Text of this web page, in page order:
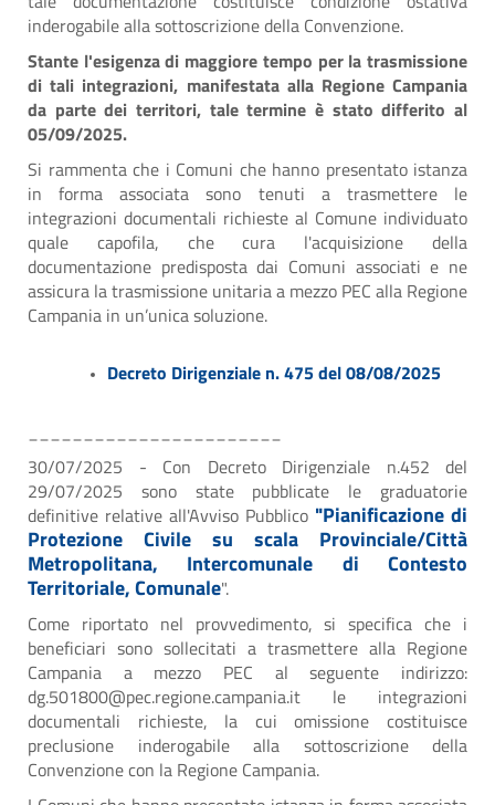
inderogabile alla sottoscrizione della Convenzione.
Stante l'esigenza di maggiore tempo per la trasmissione
di tali integrazioni, manifestata alla Regione Campania
da parte dei territori, tale termine è stato differito al
05/09/2025.
Si rammenta che i Comuni che hanno presentato istanza
in forma associata sono tenuti a trasmettere le
integrazioni documentali richieste al Comune individuato
quale capofila, che cura l'acquisizione della
documentazione predisposta dai Comuni associati e ne
assicura la trasmissione unitaria a mezzo PEC alla Regione
Campania in un’unica soluzione.
Decreto Dirigenziale n. 475 del 08/08/2025
30/07/2025 - Con Decreto Dirigenziale n.452 del
29/07/2025 sono state pubblicate le graduatorie
definitive relative all'Avviso Pubblico "Pianificazione di
Protezione Civile su scala Provinciale/Città
Metropolitana, Intercomunale di Contesto
Territoriale, Comunale".
Come riportato nel provvedimento, si specifica che i
beneficiari sono sollecitati a trasmettere alla Regione
Campania a mezzo PEC al seguente indirizzo:
dg.501800@pec.regione.campania.it le integrazioni
documentali richieste, la cui omissione costituisce
preclusione inderogabile alla sottoscrizione della
Convenzione con la Regione Campania.